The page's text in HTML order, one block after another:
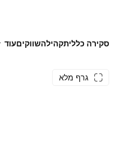
סקירה כלליתקהילהשווקיםעוד
גרף מלא